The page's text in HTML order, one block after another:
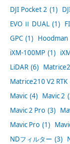
DJI Pocket 2 (1)
EVO Ⅱ DUAL (1)
GPC (1) Hoodman
iXM-100MP (1)
LiDAR (6)
Matrice210 V2 RTK
Mavic (4) Mavic 2
Mavic 2 Pro (3)
Mavic Pro (1)
NDフィルター (3)